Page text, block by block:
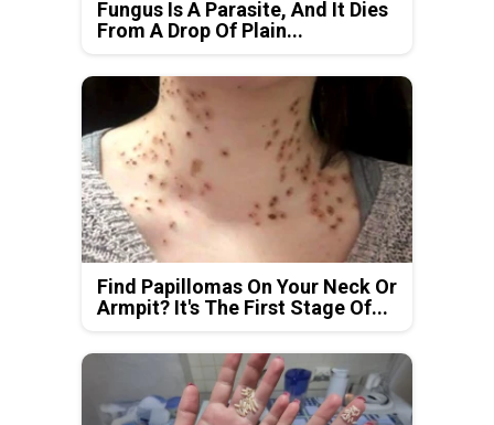
Fungus Is A Parasite, And It Dies
From A Drop Of Plain...
Find Papillomas On Your Neck Or
Armpit? It's The First Stage Of...